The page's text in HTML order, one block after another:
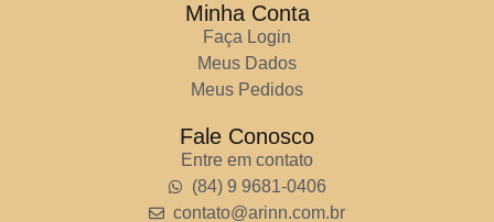
Minha Conta
Faça Login
Meus Dados
Meus Pedidos
Fale Conosco
Entre em contato
(84) 9 9681-0406
contato@arinn.com.br